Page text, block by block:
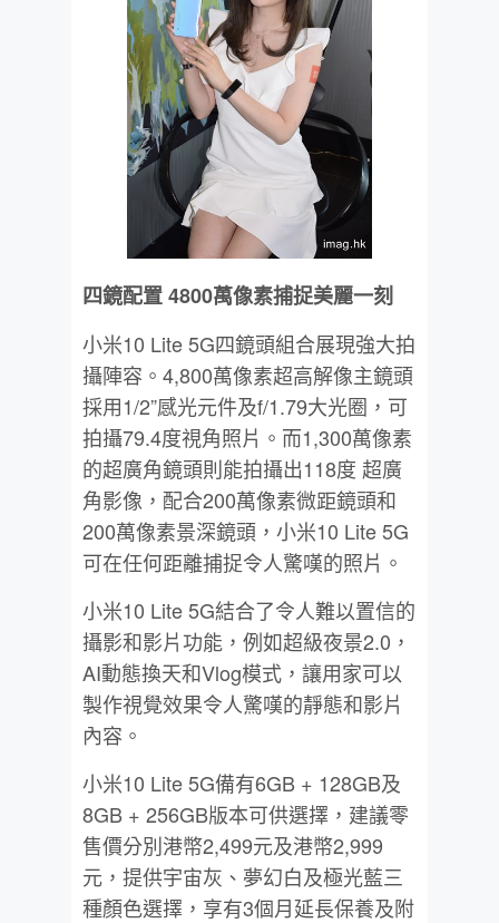
四鏡配置4800萬像素捕捉美麗一刻
小米10 Lite 5G四鏡頭組合展現強大拍
攝陣容。4,800萬像素超高解像主鏡頭
採用1/2”感光元件及f/1.79大光圈，可
拍攝79.4度視角照片。而1,300萬像素
的超廣角鏡頭則能拍攝出118度 超廣
角影像，配合200萬像素微距鏡頭和
200萬像素景深鏡頭，小米10 Lite 5G
可在任何距離捕捉令人驚嘆的照片。
小米10 Lite 5G結合了令人難以置信的
攝影和影片功能，例如超級夜景2.0，
AI動態換天和Vlog模式，讓用家可以
製作視覺效果令人驚嘆的靜態和影片
內容。
小米10 Lite 5G備有6GB + 128GB及
8GB + 256GB版本可供選擇，建議零
售價分別港幣2,499元及港幣2,999
元，提供宇宙灰、夢幻白及極光藍三
種顏色選擇，享有3個月延長保養及附